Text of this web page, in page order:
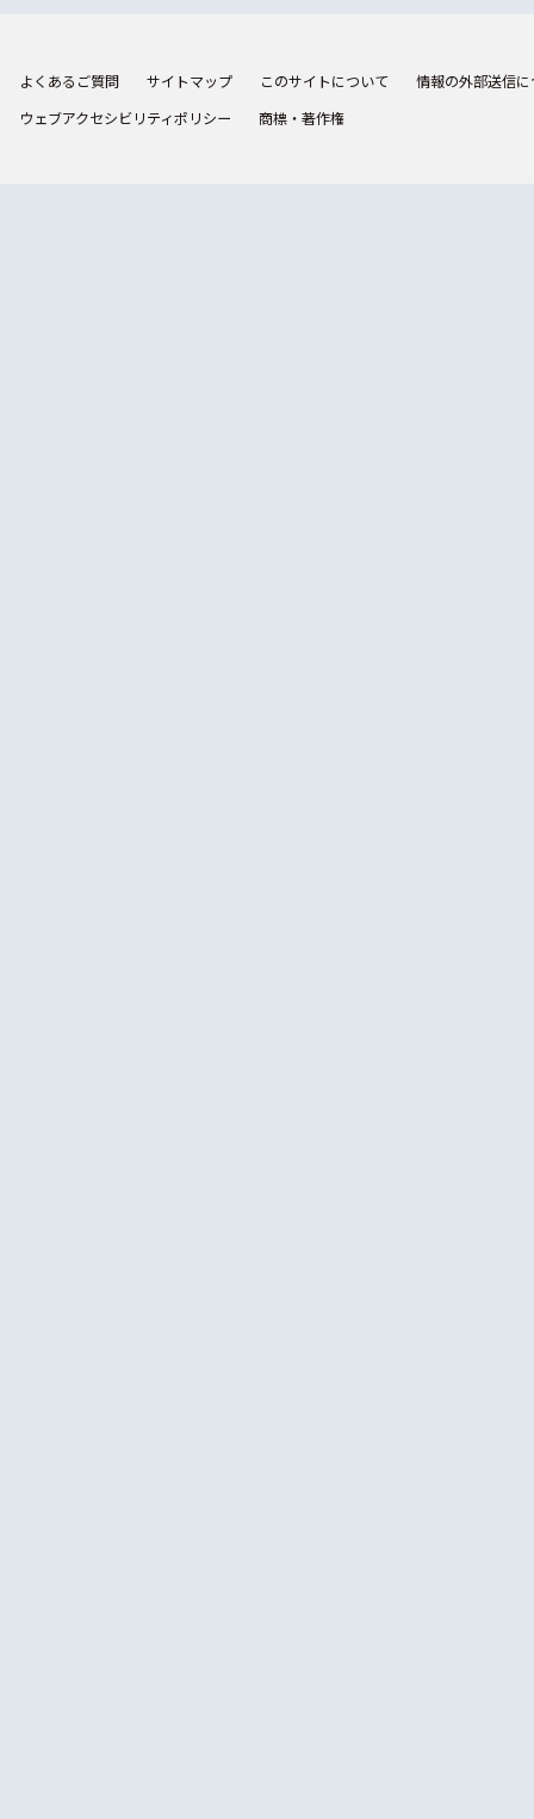
よくあるご質問 サイトマップ このサイトについて
情報の外部送信
ウェブアクセシビリティポリシー
商標・著作権